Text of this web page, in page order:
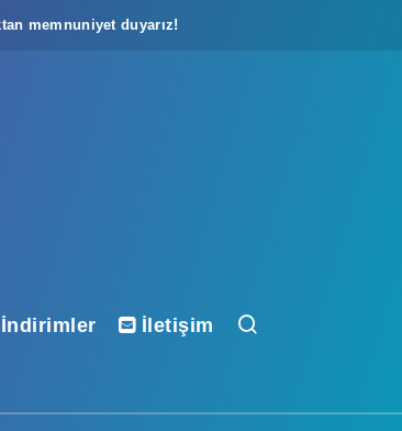
memnuniyet duyarız!
İletişim